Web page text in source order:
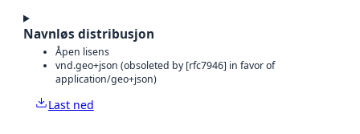
Navnløs distribusjon
Åpen lisens
vnd.geo+json (obsoleted by [rfc7946] in favor of
application/geo+json)
Last ned